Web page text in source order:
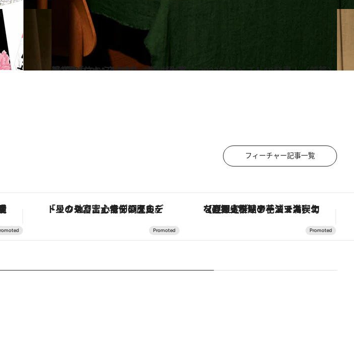
2022.9.17
第1回「CREA夜ふかしマンガ大賞」 2022年のベスト10発表！〈前篇〉 受賞作5位から10位を一挙に紹介
カルチャー
フィーチャー記事一覧
「星のや富士」でデジタルデトックス。冨士信仰の歴史を辿り、心身を調える。 【夏限定ディナーコース】旬を迎える稚鮎や花ズッキーニなどをイタリア・トスカーナの郷土料理の手法で満喫！